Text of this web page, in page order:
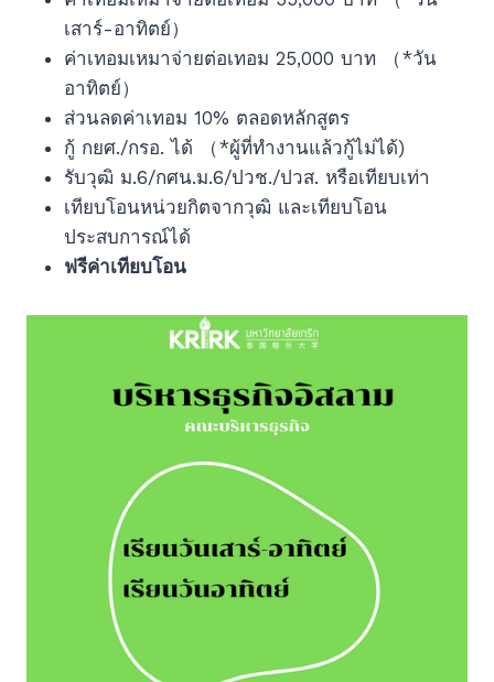
เสาร์-อาทิตย์）
ค่าเทอมเหมาจ่ายต่อเทอม 25,000 บาท （*วัน
อาทิตย์）
ส่วนลดค่าเทอม 10% ตลอดหลักสูตร
กู้ กยศ./กรอ. ได้ （*ผู้ที่ทำงานแล้วกู้ไม่ได้)
รับวุฒิ ม.6/กศน.ม.6/ปวช./ปวส. หรือเทียบเท่า
เทียบโอนหน่วยกิตจากวุฒิ และเทียบโอน
ประสบการณ์ได้
ฟรีค่าเทียบโอน